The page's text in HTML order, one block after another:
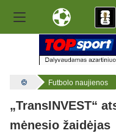
Futbolo naujienos
„TransINVEST“
mėnesio žaidėjas